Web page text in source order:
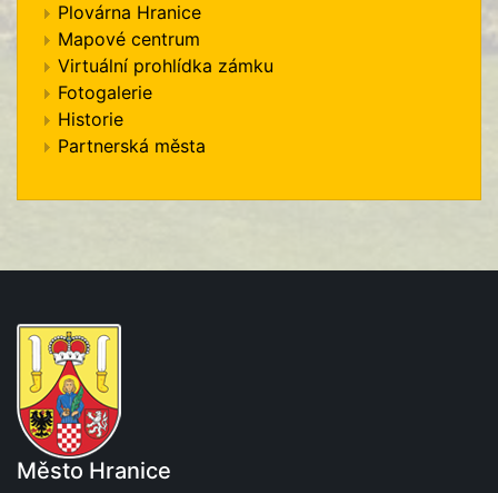
Plovárna Hranice
Mapové centrum
Virtuální prohlídka zámku
Fotogalerie
Historie
Partnerská města
Město Hranice